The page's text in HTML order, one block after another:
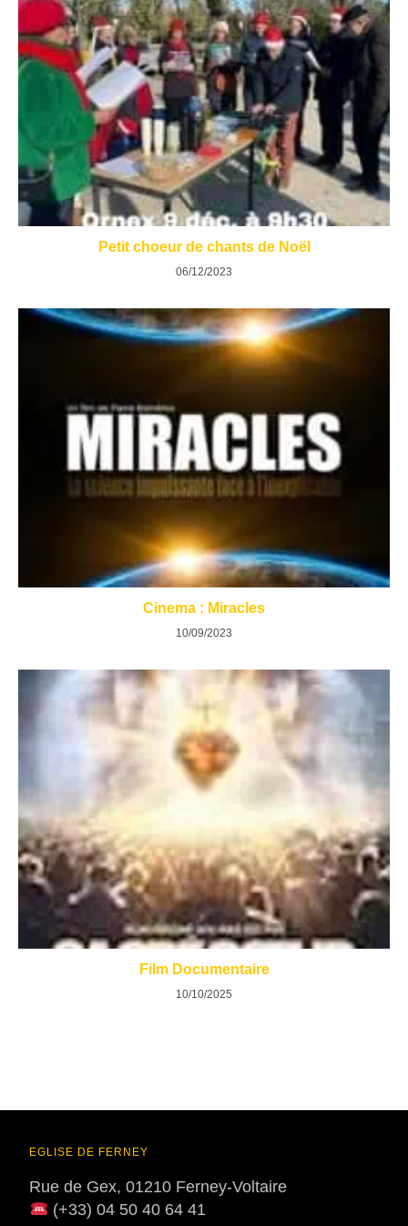
Petit choeur de chants de Noël
06/12/2023
Cinema : Miracles
10/09/2023
Film Documentaire
10/10/2025
EGLISE DE FERNEY
Rue de Gex, 01210 Ferney-Voltaire
(+33) 04 50 40 64 41